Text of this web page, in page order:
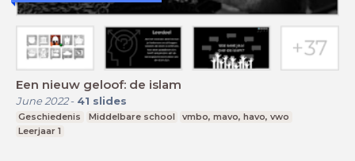
Een nieuw geloof: de islam
June 2022- 41 slides
Geschiedenis Middelbare school
vmbo, mavo, havo, vwo
Leerjaar 1